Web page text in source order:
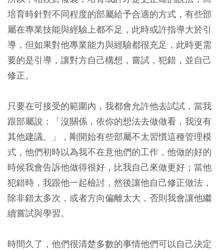
培育時針對不同程度的部屬給予合適的方式，有些部
屬在專業技能與經驗上都不足，此時或許指導大於引
導，但如果對他專業能力與經驗都很充足，此時更需
要的是引導，讓對方自己構想，嘗試，犯錯，並自己
修正。
只要在可接受的範圍內，我都會允許他去試試，當我
跟部屬說：「沒關係，依你的想法去做做看，我沒有
其他建議。」，剛開始有些部屬不太習慣這種管理模
式，他們初時以為我不在意他們的工作，他做的好的
時候我會告訴他做得很好，比我自己來做更好；當他
犯錯時，我跟他一起檢討，然後讓他自己修正做法，
除非錯太多次，或者方向偏離太大，否則我會讓他繼
續嘗試與學習。
時間久了，他們很清楚多數的事情他們可以自己決定